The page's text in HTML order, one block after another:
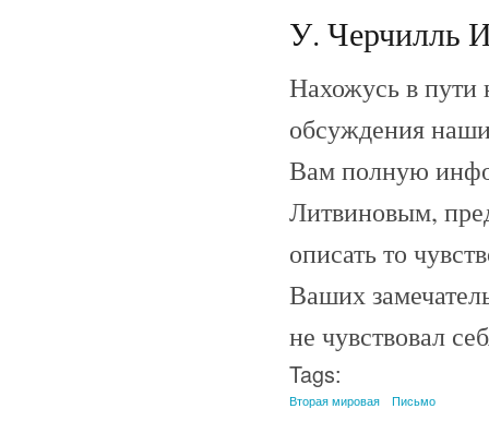
У. Черчилль
Нахожусь в пути
обсуждения
Вам полную
Литвиновым,
описать то
Ваших
не чувствовал
Tags:
Вторая мировая Письмо